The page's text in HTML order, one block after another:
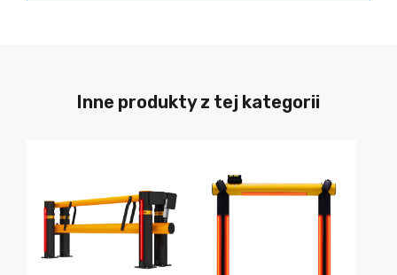
Inne produkty z tej kategorii